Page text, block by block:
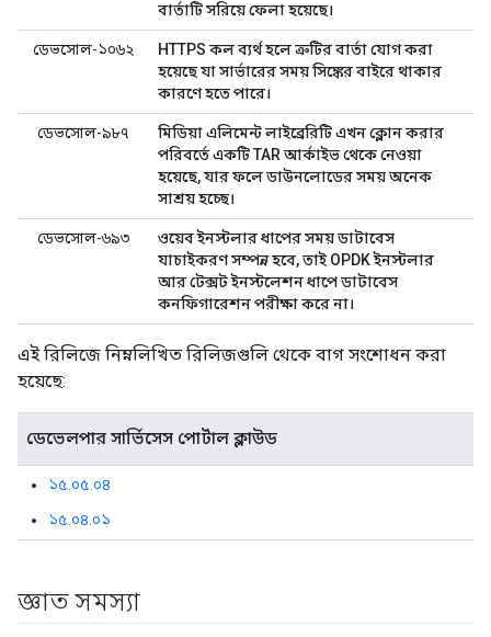
বার্তাটি সরিয়ে ফেলা হয়েছে।
ডেভসোল-১০৬২
HTTPS কল ব্যর্থ হলে ত্রুটির বার্তা যোগ করা
হয়েছে যা সার্ভারের সময় সিঙ্কের বাইরে থাকার
কারণে হতে পারে।
ডেভসোল-৯৮৭
মিডিয়া এলিমেন্ট লাইব্রেরিটি এখন ক্লোন করার
পরিবর্তে একটি TAR আর্কাইভ থেকে নেওয়া
হয়েছে, যার ফলে ডাউনলোডের সময় অনেক
সাশ্রয় হচ্ছে।
ডেভসোল-৬৯৩
ওয়েব ইনস্টলার ধাপের সময় ডাটাবেস
যাচাইকরণ সম্পন্ন হবে, তাই OPDK ইনস্টলার
আর টেক্সট ইনস্টলেশন ধাপে ডাটাবেস
কনফিগারেশন পরীক্ষা করে না।
এই রিলিজে নিম্নলিখিত রিলিজগুলি থেকে বাগ সংশোধন করা
হয়েছে:
ডেভেলপার সার্ভিসেস পোর্টাল ক্লাউড
১৫.০৫.০৪
১৫.০৪.০১
জ্ঞাত সমস্যা